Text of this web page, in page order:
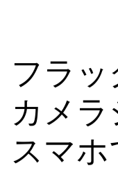
フラッ
カメ
スマ